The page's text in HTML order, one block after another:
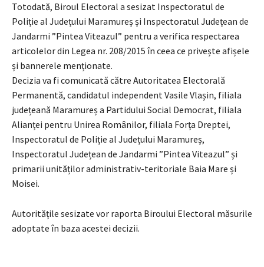
Totodată, Biroul Electoral a sesizat Inspectoratul de
Poliție al Județului Maramureș și Inspectoratul Județean de
Jandarmi ”Pintea Viteazul” pentru a verifica respectarea
articolelor din Legea nr. 208/2015 în ceea ce privește afișele
și bannerele menționate.
Decizia va fi comunicată către Autoritatea Electorală
Permanentă, candidatul independent Vasile Vlașin, filiala
județeană Maramureș a Partidului Social Democrat, filiala
Alianței pentru Unirea Românilor, filiala Forța Dreptei,
Inspectoratul de Poliție al Județului Maramureș,
Inspectoratul Județean de Jandarmi ”Pintea Viteazul” și
primarii unităților administrativ-teritoriale Baia Mare și
Moisei.
Autoritățile sesizate vor raporta Biroului Electoral măsurile
adoptate în baza acestei decizii.